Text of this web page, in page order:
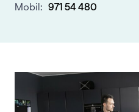
Mobil: 971 54 480